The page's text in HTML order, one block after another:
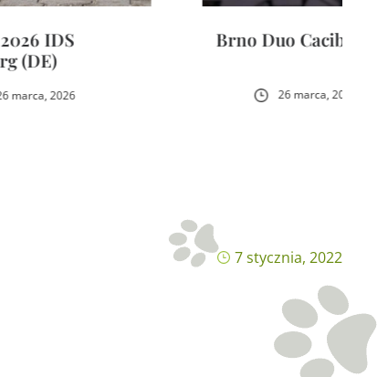
Brno Duo Cacib
26 marca, 2026
7 stycznia, 2022